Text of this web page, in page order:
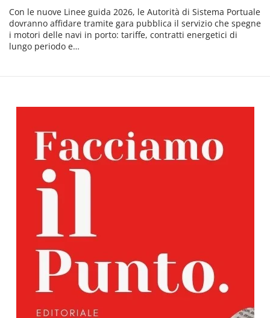
Con le nuove Linee guida 2026, le Autorità di Sistema Portuale
dovranno affidare tramite gara pubblica il servizio che spegne
i motori delle navi in porto: tariffe, contratti energetici di
lungo periodo e…